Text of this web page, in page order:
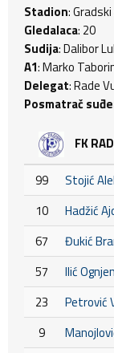
Stadion:
Gledalaca: 20
Sudija: Dalibor
A1: Marko
Delegat: Rade
Posmatrač
FK
99 Stojić
10
Hadžić
67 Đukić
57
Ilić Ognjen
23
Petrović
9